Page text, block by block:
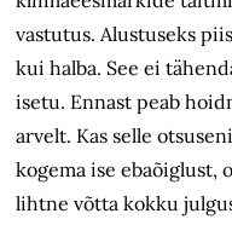
vastutus. Alustuseks
kui halba. See ei
isetu. Ennast peab
arvelt. Kas selle
kogema ise ebaõiglust,
lihtne võtta kokku